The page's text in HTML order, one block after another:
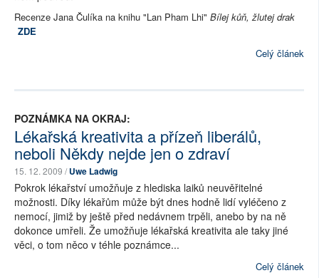
Recenze Jana Čulíka na knihu "Lan Pham Lhi" Bílej kůň, žlutej drak
ZDE
Celý článek
POZNÁMKA NA OKRAJ:
Lékařská kreativita a přízeň liberálů,
neboli Někdy nejde jen o zdraví
15. 12. 2009 /Uwe Ladwig
Pokrok lékařství umožňuje z hlediska laiků neuvěřitelné
možnosti. Díky lékařům může být dnes hodně lidí vyléčeno z
nemocí, jimiž by ještě před nedávnem trpěli, anebo by na ně
dokonce umřeli. Že umožňuje lékařská kreativita ale taky jiné
věci, o tom něco v téhle poznámce...
Celý článek